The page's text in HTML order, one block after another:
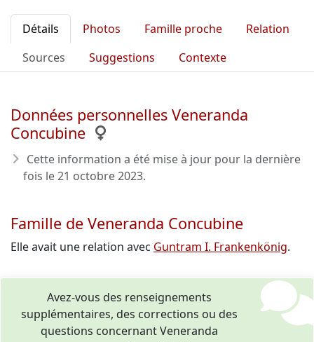
Détails Photos Famille proche
Relation
Sources
Suggestions Contexte
Données personnelles Veneranda
Concubine
Cette information a été mise à jour pour la dernière
fois le21 octobre 2023.
Famille de Veneranda Concubine
Elle avait une relation avec Guntram I. Frankenkönig.
Avez-vous des renseignements
supplémentaires, des corrections ou des
questions concernant Veneranda